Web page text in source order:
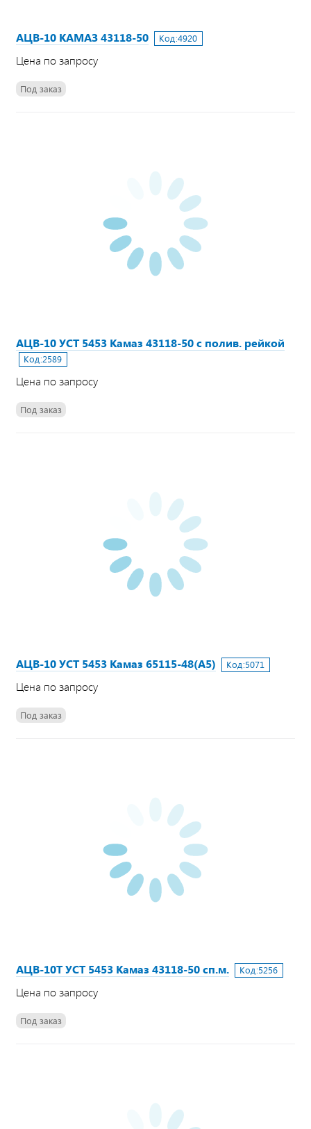
АЦВ-10 КАМАЗ 43118-50 Код:4920
Цена по запросу
Под заказ
АЦВ-10 УСТ 5453 Камаз 43118-50 с полив. рейкой
Код:2589
Цена по запросу
Под заказ
АЦВ-10 УСТ 5453 Камаз 65115-48(А5) Код:5071
Цена по запросу
Под заказ
АЦВ-10Т УСТ 5453 Камаз 43118-50 сп.м. Код:5256
Цена по запросу
Под заказ